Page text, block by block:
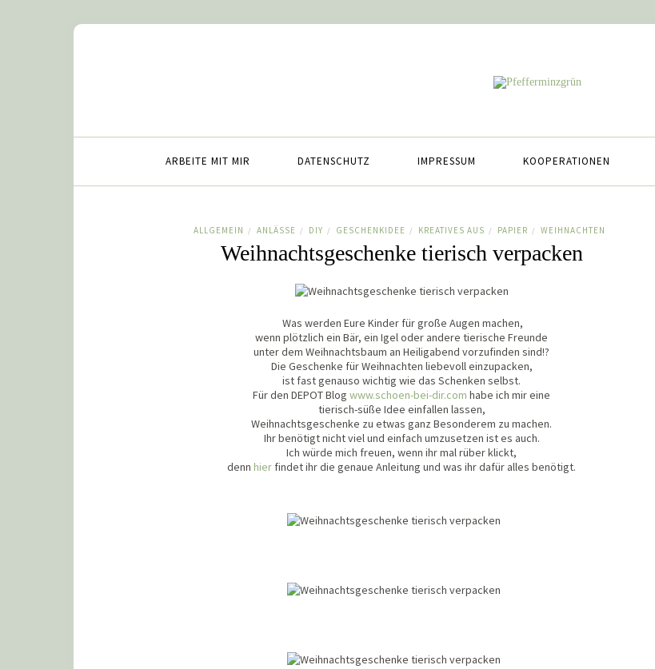
ARBEITE MIT MIR DATENSCHUTZ IMPRESSUM KOOPERATIONEN
ALLGEMEIN / ANLÄSSE / DIY / GESCHENKIDEE / KREATIVES AUS / PAPIER / WEIHNACHTEN
Weihnachtsgeschenke tierisch verpacken
Was werden Eure Kinder für große Augen machen,
wenn plötzlich ein Bär, ein Igel oder andere tierische Freunde
unter dem Weihnachtsbaum an Heiligabend vorzufinden sind!?
Die Geschenke für Weihnachten liebevoll einzupacken,
ist fast genauso wichtig wie das Schenken selbst.
Für den DEPOT Blog www.schoen-bei-dir.com habe ich mir eine
tierisch-süße Idee einfallen lassen,
Weihnachtsgeschenke zu etwas ganz Besonderem zu machen.
Ihr benötigt nicht viel und einfach umzusetzen ist es auch.
Ich würde mich freuen, wenn ihr mal rüber klickt,
denn hier findet ihr die genaue Anleitung und was ihr dafür alles benötigt.